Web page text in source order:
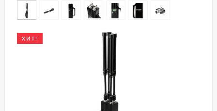
ХИТ!